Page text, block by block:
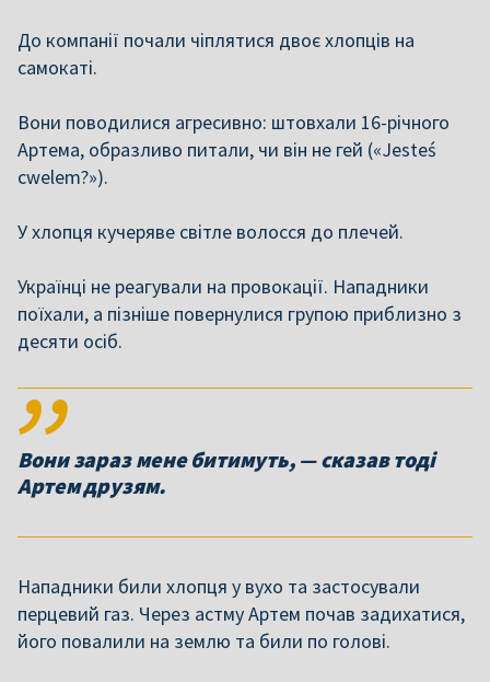
До компанії почали чіплятися двоє хлопців на
самокаті.
Вони поводилися агресивно: штовхали 16-річного
Артема, образливо питали, чи він не гей («Jesteś
cwelem?»).
У хлопця кучеряве світле волосся до плечей.
Українці не реагували на провокації. Нападники
поїхали, а пізніше повернулися групою приблизно з
десяти осіб.
Вони зараз мене битимуть, — сказав тоді
Артем друзям.
Нападники били хлопця у вухо та застосували
перцевий газ. Через астму Артем почав задихатися,
його повалили на землю та били по голові.